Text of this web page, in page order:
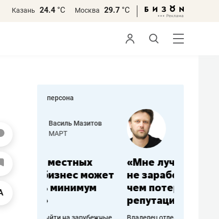
Казань 24.4 °С Москва 29.7 °С
персона
Роман Ободец
«Готовые решения»
«Мне лучше
не заработать вообще,
чем потерять
репутацию»